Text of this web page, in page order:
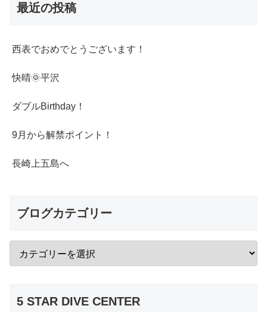
最近の投稿
西表でおめでとうございます！
快晴🌞平沢
ダブルBirthday！
9月から解禁ポイント！
長崎上五島へ
ブログカテゴリー
5 STAR DIVE CENTER